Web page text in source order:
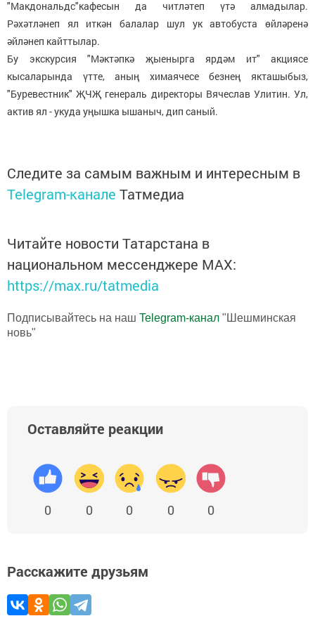
"Макдональдс"кафесын да читләтеп үтә алмадылар.
Рәхәтләнеп ял иткән балалар шул ук автобуста өйләренә
әйләнеп кайттылар.
Бу экскурсия "Мәктәпкә җыенырга ярдәм ит" акциясе
кысаларында үтте, аның химаячесе безнең якташыбыз,
"Буревестник" ҖЧҖ генераль директоры Вячеслав Улитин. Ул,
актив ял - укуда уңышка ышаныч, дип саный.
Следите за самым важным и интересным в
Telegram-канале Татмедиа
Читайте новости Татарстана в
национальном мессенджере MАХ:
https://max.ru/tatmedia
Подписывайтесь на наш Telegram-канал "Шешминская
новь"
Оставляйте реакции
0 0 0 0 0
Расскажите друзьям